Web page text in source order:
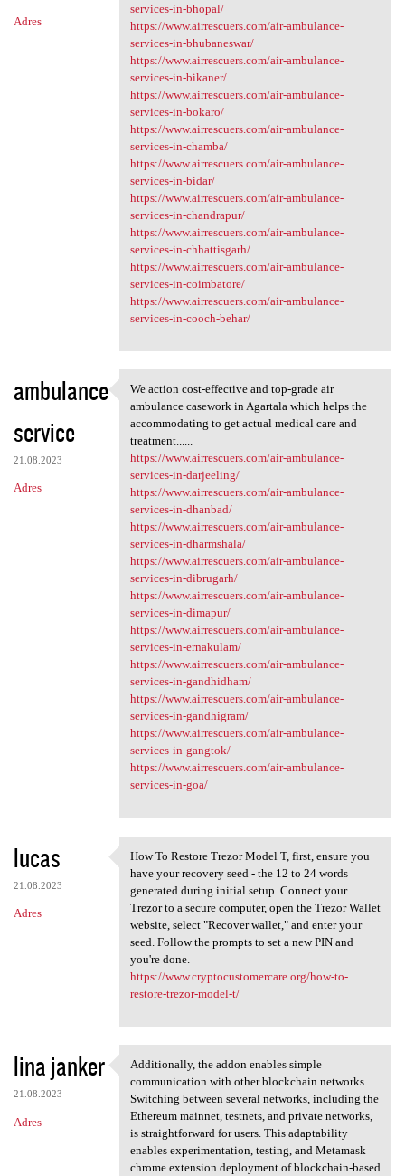
Adres
services-in-bhopal/
https://www.airrescuers.com/air-ambulance-
services-in-bhubaneswar/
https://www.airrescuers.com/air-ambulance-
services-in-bikaner/
https://www.airrescuers.com/air-ambulance-
services-in-bokaro/
https://www.airrescuers.com/air-ambulance-
services-in-chamba/
https://www.airrescuers.com/air-ambulance-
services-in-bidar/
https://www.airrescuers.com/air-ambulance-
services-in-chandrapur/
https://www.airrescuers.com/air-ambulance-
services-in-chhattisgarh/
https://www.airrescuers.com/air-ambulance-
services-in-coimbatore/
https://www.airrescuers.com/air-ambulance-
services-in-cooch-behar/
ambulance
service
21.08.2023
Adres
We action cost-effective and
We action cost-effective and top-grade air
ambulance casework in Agartala which helps the
accommodating to get actual medical care and
treatment......
https://www.airrescuers.com/air-ambulance-
services-in-darjeeling/
https://www.airrescuers.com/air-ambulance-
services-in-dhanbad/
https://www.airrescuers.com/air-ambulance-
services-in-dharmshala/
https://www.airrescuers.com/air-ambulance-
services-in-dibrugarh/
https://www.airrescuers.com/air-ambulance-
services-in-dimapur/
https://www.airrescuers.com/air-ambulance-
services-in-ernakulam/
https://www.airrescuers.com/air-ambulance-
services-in-gandhidham/
https://www.airrescuers.com/air-ambulance-
services-in-gandhigram/
https://www.airrescuers.com/air-ambulance-
services-in-gangtok/
https://www.airrescuers.com/air-ambulance-
services-in-goa/
lucas
21.08.2023
Adres
How To Restore Trezor Model T
How To Restore Trezor Model T, first, ensure you
have your recovery seed - the 12 to 24 words
generated during initial setup. Connect your
Trezor to a secure computer, open the Trezor Wallet
website, select "Recover wallet," and enter your
seed. Follow the prompts to set a new PIN and
you're done.
https://www.cryptocustomercare.org/how-to-
restore-trezor-model-t/
lina janker
21.08.2023
Adres
Additionally, the addon
Additionally, the addon enables simple
communication with other blockchain networks.
Switching between several networks, including the
Ethereum mainnet, testnets, and private networks,
is straightforward for users. This adaptability
enables experimentation, testing, and Metamask
chrome extension deployment of blockchain-based